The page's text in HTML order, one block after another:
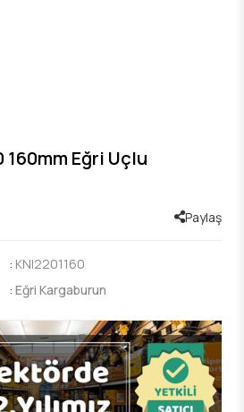
160mm Eğri Uçlu
Paylaş
: KNI2201160
: Eğri Kargaburun